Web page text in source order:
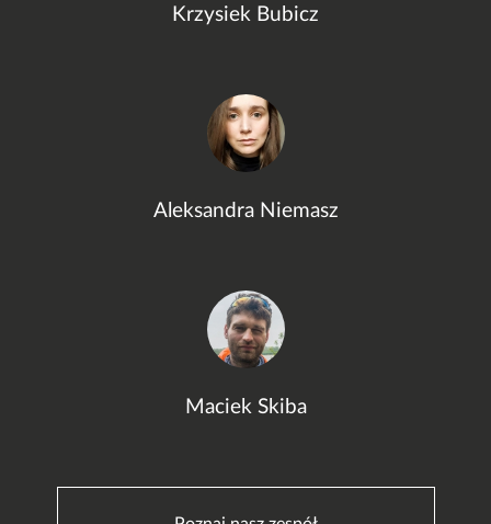
Krzysiek Bubicz
Aleksandra Niemasz
Maciek Skiba